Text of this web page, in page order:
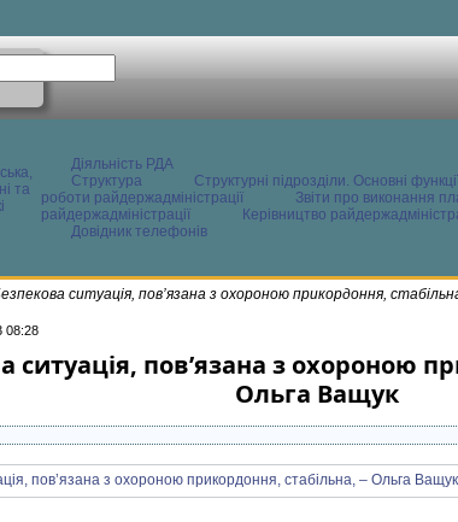
та
Діяльність РДА
Структура
Структурні підрозділи. Основні
роботи райдержадміністрації
Звіти про виконання
райдержадміністрації
Керівництво
Довідник телефонів
ситуація, пов’язана з охороною прикордоння,
08:28
ситуація, пов’язана з охороною
Ольга Ващук